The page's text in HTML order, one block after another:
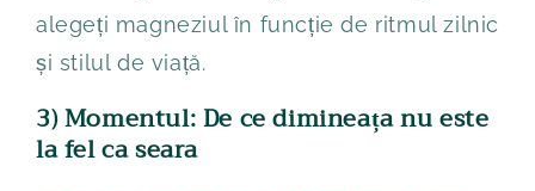
alegeți magneziul în funcție de ritmul zilnic
și stilul de viață.
3) Momentul: De ce dimineața nu este
la fel ca seara